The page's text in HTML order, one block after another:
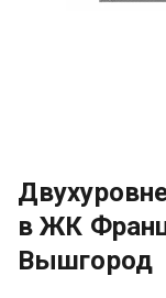
в ЖК
Вышгород